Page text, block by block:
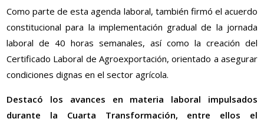
Como parte de esta agenda laboral, también firmó el acuerdo
constitucional para la implementación gradual de la jornada
laboral de 40 horas semanales, así como la creación del
Certificado Laboral de Agroexportación, orientado a asegurar
condiciones dignas en el sector agrícola.
Destacó los avances en materia laboral impulsados
durante la Cuarta Transformación, entre ellos el